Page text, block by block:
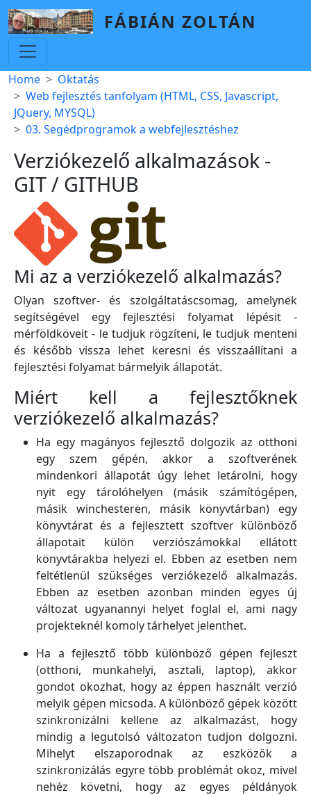
Skip to main content
FÁBIÁN ZOLTÁN
Breadcrumb
Home
Oktatás
Web fejlesztés tanfolyam (HTML, CSS, Javascript,
JQuery, MYSQL)
03. Segédprogramok a webfejlesztéshez
Verziókezelő alkalmazások -
GIT / GITHUB
Mi az a verziókezelő alkalmazás?
Olyan szoftver- és szolgáltatáscsomag, amelynek
segítségével egy fejlesztési folyamat lépésit -
mérföldköveit - le tudjuk rögzíteni, le tudjuk menteni
és később vissza lehet keresni és visszaállítani a
fejlesztési folyamat bármelyik állapotát.
Miért kell a fejlesztőknek
verziókezelő alkalmazás?
Ha egy magányos fejlesztő dolgozik az otthoni
egy szem gépén, akkor a szoftverének
mindenkori állapotát úgy lehet letárolni, hogy
nyit egy tárolóhelyen (másik számítógépen,
másik winchesteren, másik könyvtárban) egy
könyvtárat és a fejlesztett szoftver különböző
állapotait külön verziószámokkal ellátott
könyvtárakba helyezi el. Ebben az esetben nem
feltétlenül szükséges verziókezelő alkalmazás.
Ebben az esetben azonban minden egyes új
változat ugyanannyi helyet foglal el, ami nagy
projekteknél komoly tárhelyet jelenthet.
Ha a fejlesztő több különböző gépen fejleszt
(otthoni, munkahelyi, asztali, laptop), akkor
gondot okozhat, hogy az éppen használt verzió
melyik gépen micsoda. A különböző gépek között
szinkronizálni kellene az alkalmazást, hogy
mindig a legutolsó változaton tudjon dolgozni.
Mihelyt elszaporodnak az eszközök a
szinkronizálás egyre több problémát okoz, mivel
nehéz követni, hogy az egyes példányok